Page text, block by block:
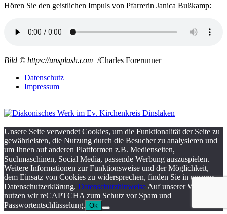
Hören Sie den geistlichen Impuls von Pfarrerin Janica Bußkamp:
Bild © https://unsplash.com /Charles Forerunner
Datenschutz
Impressum
Unsere Seite verwendet Cookies, um die Funktionalität der Seite zu
gewährleisten, die Nutzung durch die Besucher zu analysieren und
um Ihnen auf anderen Plattformen z.B. Medienseiten,
Suchmaschinen, Social Media, passende Werbung auszuspielen.
Weitere Informationen zur Funktionsweise und der Möglichkeit,
dem Einsatz von Cookies zu widersprechen, finden Sie in unserer
Datenschutzerklärung. Datenschutzhinweise Auf unserer Webseite
nutzen wir reCAPTCHA zum Schutz vor Spam und
Passwortentschlüsselung. Ok